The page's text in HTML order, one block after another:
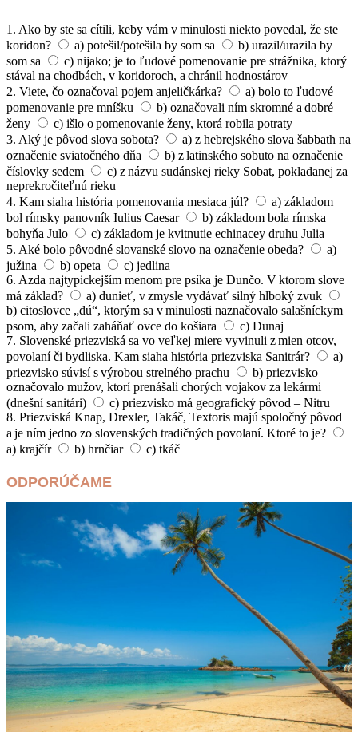
1. Ako by ste sa cítili, keby vám v minulosti niekto povedal, že ste
koridon?
a) potešil/potešila by som sa
b) urazil/urazila by
som sa
c) nijako; je to ľudové pomenovanie pre strážnika, ktorý
stával na chodbách, v koridoroch, a chránil hodnostárov
2. Viete, čo označoval pojem anjeličkárka?
a) bolo to ľudové
pomenovanie pre mníšku
b) označovali ním skromné a dobré
ženy
c) išlo o pomenovanie ženy, ktorá robila potraty
3. Aký je pôvod slova sobota?
a) z hebrejského slova šabbath na
označenie sviatočného dňa
b) z latinského sobuto na označenie
číslovky sedem
c) z názvu sudánskej rieky Sobat, pokladanej za
neprekročiteľnú rieku
4. Kam siaha história pomenovania mesiaca júl?
a) základom
bol rímsky panovník Iulius Caesar
b) základom bola rímska
bohyňa Julo
c) základom je kvitnutie echinacey druhu Julia
5. Aké bolo pôvodné slovanské slovo na označenie obeda?
a)
južina
b) opeta
c) jedlina
6. Azda najtypickejším menom pre psíka je Dunčo. V ktorom slove
má základ?
a) dunieť, v zmysle vydávať silný hlboký zvuk
b) citoslovce „dú“, ktorým sa v minulosti naznačovalo salašníckym
psom, aby začali zaháňať ovce do košiara
c) Dunaj
7. Slovenské priezviská sa vo veľkej miere vyvinuli z mien otcov,
povolaní či bydliska. Kam siaha história priezviska Sanitrár?
a)
priezvisko súvisí s výrobou strelného prachu
b) priezvisko
označovalo mužov, ktorí prenášali chorých vojakov za lekármi
(dnešní sanitári)
c) priezvisko má geografický pôvod – Nitru
8. Priezviská Knap, Drexler, Takáč, Textoris majú spoločný pôvod
a je ním jedno zo slovenských tradičných povolaní. Ktoré to je?
a) krajčír
b) hrnčiar c) tkáč
ODPORÚČAME